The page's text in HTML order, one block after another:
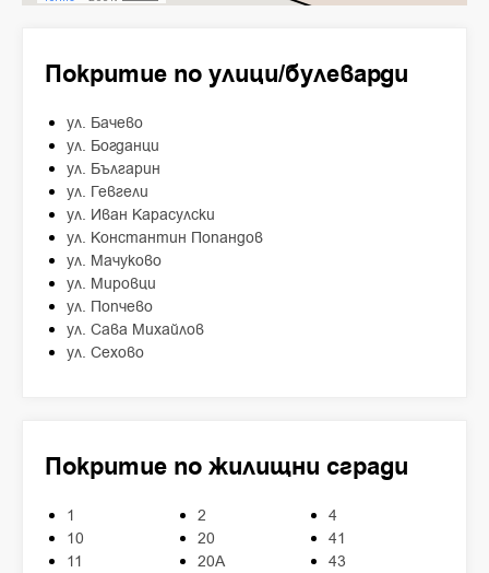
Покритие по улици/булеварди
ул. Бачево
ул. Богданци
ул. Българин
ул. Гевгели
ул. Иван Карасулски
ул. Константин Попандов
ул. Мачуково
ул. Мировци
ул. Попчево
ул. Сава Михайлов
ул. Сехово
Покритие по жилищни сгради
1
10
11
2
20
20А
4
41
43